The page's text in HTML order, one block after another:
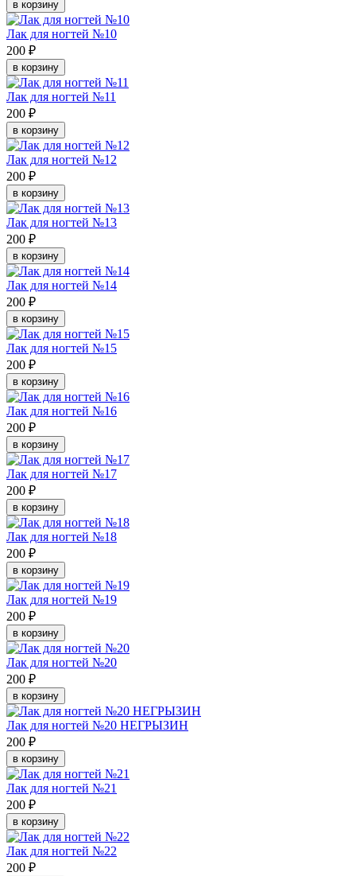
в корзину
Лак для ногтей №10
200 ₽
в корзину
Лак для ногтей №11
200 ₽
в корзину
Лак для ногтей №12
200 ₽
в корзину
Лак для ногтей №13
200 ₽
в корзину
Лак для ногтей №14
200 ₽
в корзину
Лак для ногтей №15
200 ₽
в корзину
Лак для ногтей №16
200 ₽
в корзину
Лак для ногтей №17
200 ₽
в корзину
Лак для ногтей №18
200 ₽
в корзину
Лак для ногтей №19
200 ₽
в корзину
Лак для ногтей №20
200 ₽
в корзину
Лак для ногтей №20 НЕГРЫЗИН
200 ₽
в корзину
Лак для ногтей №21
200 ₽
в корзину
Лак для ногтей №22
200 ₽